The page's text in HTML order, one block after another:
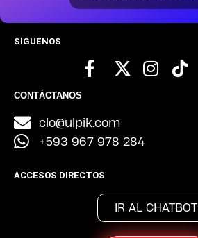
SÍGUENOS
CONTÁCTANOS
clo@ulpik.com
+593 967 978 284
ACCESOS DIRECTOS
IR AL CHATBOT